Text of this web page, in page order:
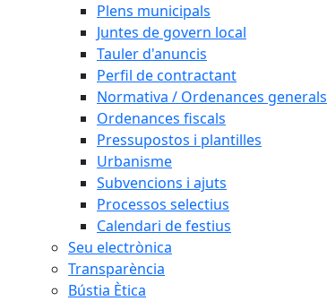
Plens municipals
Juntes de govern local
Tauler d'anuncis
Perfil de contractant
Normativa / Ordenances generals
Ordenances fiscals
Pressupostos i plantilles
Urbanisme
Subvencions i ajuts
Processos selectius
Calendari de festius
Seu electrònica
Transparència
Bústia Ètica